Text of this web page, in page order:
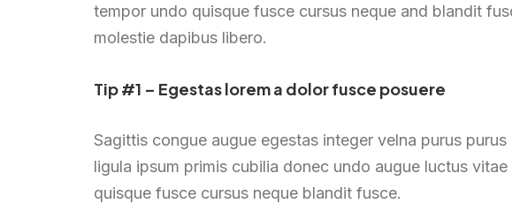
tempor undo quisque fusce cursus neque and blandit
molestie dapibus libero.
Tip #1 – Egestas lorem a dolor fusce posuere
Sagittis congue augue egestas integer velna purus
ligula ipsum primis cubilia donec undo augue luctus
quisque fusce cursus neque blandit fusce.